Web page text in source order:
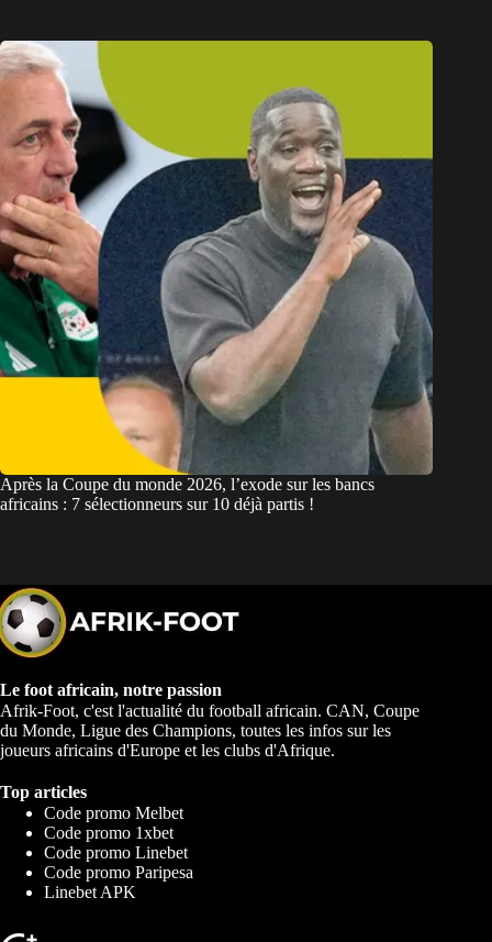
Après la Coupe du monde 2026, l’exode sur les bancs
africains : 7 sélectionneurs sur 10 déjà partis !
Le foot africain, notre passion
Afrik-Foot, c'est l'actualité du football africain. CAN, Coupe
du Monde, Ligue des Champions, toutes les infos sur les
joueurs africains d'Europe et les clubs d'Afrique.
Top articles
Code promo Melbet
Code promo 1xbet
Code promo Linebet
Code promo Paripesa
Linebet APK